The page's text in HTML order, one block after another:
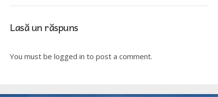
Lasă un răspuns
You must be logged in to post a comment.